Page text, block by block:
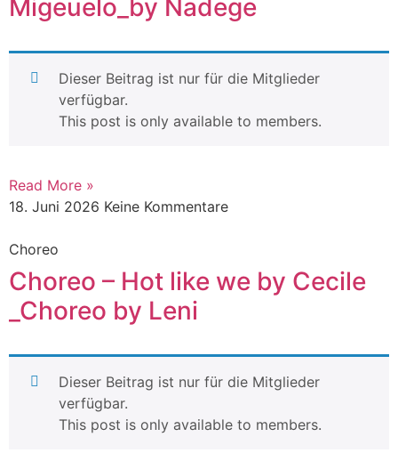
Migeuelo_by Nadege
Dieser Beitrag ist nur für die Mitglieder
verfügbar.
This post is only available to members.
Read More »
18. Juni 2026 Keine Kommentare
Choreo
Choreo – Hot like we by Cecile
_Choreo by Leni
Dieser Beitrag ist nur für die Mitglieder
verfügbar.
This post is only available to members.